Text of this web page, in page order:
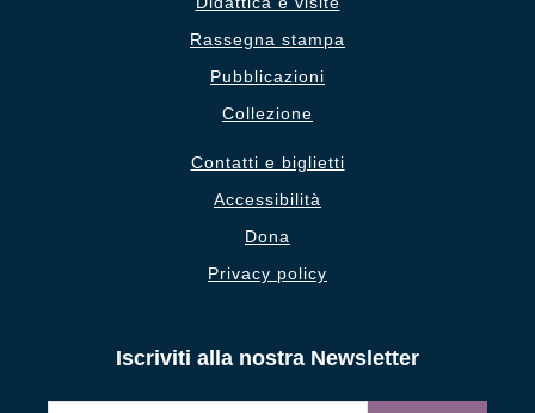
Rassegna stampa
Pubblicazioni
Collezione
Contatti e biglietti
Accessibilità
Dona
Privacy policy
Iscriviti alla nostra Newsletter